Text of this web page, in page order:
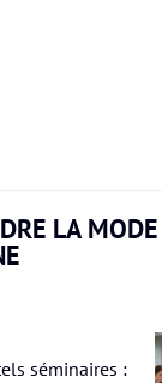
LA MODE
séminaires :